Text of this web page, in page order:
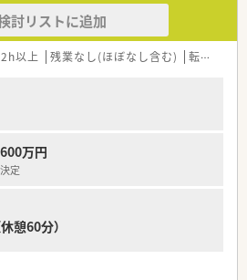
討リストに追加
以上 残業なし(ほぼなし含む) 転勤なし
万円
定
憩60分）